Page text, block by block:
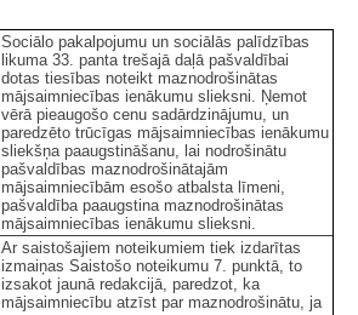
Sociālo pakalpojumu un sociālās palīdzības
likuma 33. panta trešajā daļā pašvaldībai
dotas tiesības noteikt maznodrošinātas
mājsaimniecības ienākumu slieksni. Ņemot
vērā pieaugošo cenu sadārdzinājumu, un
paredzēto trūcīgas mājsaimniecības ienākumu
sliekšņa paaugstināšanu, lai nodrošinātu
pašvaldības maznodrošinātajām
mājsaimniecībām esošo atbalsta līmeni,
pašvaldība paaugstina maznodrošinātas
mājsaimniecības ienākumu slieksni.
Ar saistošajiem noteikumiem tiek izdarītas
izmaiņas Saistošo noteikumu 7. punktā, to
izsakot jaunā redakcijā, paredzot, ka
mājsaimniecību atzīst par maznodrošinātu, ja